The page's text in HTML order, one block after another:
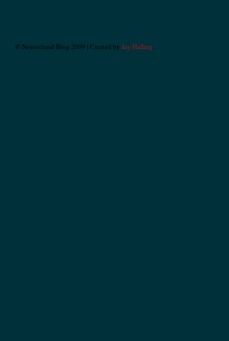
© Neuseeland Blog 2009 | Created by Jay Hafling.